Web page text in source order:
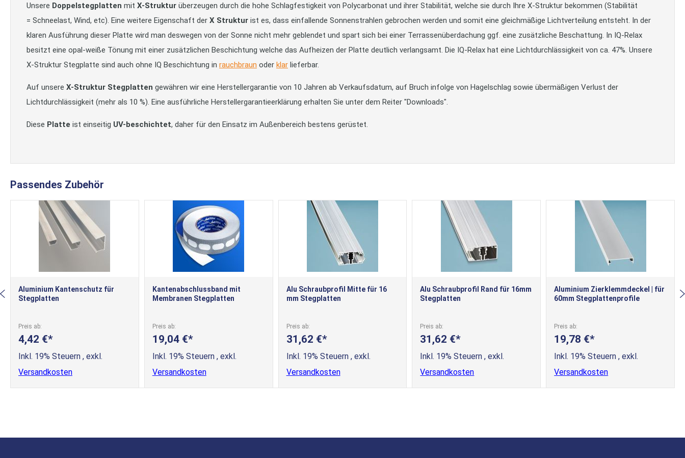
Unsere Doppelstegplatten mit X-Struktur überzeugen durch die hohe Schlagfestigkeit von Polycarbonat und ihrer Stabilität, welche sie durch Ihre X-Struktur bekommen (Stabilität
= Schneelast, Wind, etc). Eine weitere Eigenschaft der X Struktur ist es, dass einfallende Sonnenstrahlen gebrochen werden und somit eine gleichmäßige Lichtverteilung entsteht. In der
klaren Ausführung dieser Platte wird man deswegen von der Sonne nicht mehr geblendet und spart sich bei einer Terrassenüberdachung ggf. eine zusätzliche Beschattung. In IQ-Relax
besitzt eine opal-weiße Tönung mit einer zusätzlichen Beschichtung welche das Aufheizen der Platte deutlich verlangsamt. Die IQ-Relax hat eine Lichtdurchlässigkeit von ca. 47%. Unsere
X-Struktur Stegplatte sind auch ohne IQ Beschichtung in rauchbraun oder klar lieferbar.
Auf unsere X-Struktur Stegplatten gewähren wir eine Herstellergarantie von 10 Jahren ab Verkaufsdatum, auf Bruch infolge von Hagelschlag sowie übermäßigen Verlust der
Lichtdurchlässigkeit (mehr als 10 %). Eine ausführliche Herstellergarantieerklärung erhalten Sie unter dem Reiter "Downloads".
Diese Platte ist einseitig UV-beschichtet, daher für den Einsatz im Außenbereich bestens gerüstet.
Passendes Zubehör
Aluminium Kantenschutz für
Stegplatten
Preis ab
4,42 €
Inkl. 19% Steuern , exkl.
Versandkosten
Kantenabschlussband mit
Membranen Stegplatten
Preis ab
19,04 €
Inkl. 19% Steuern , exkl.
Versandkosten
Alu Schraubprofil Mitte für 16
mm Stegplatten
Preis ab
31,62 €
Inkl. 19% Steuern , exkl.
Versandkosten
Alu Schraubprofil Rand für 16mm
Stegplatten
Preis ab
31,62 €
Inkl. 19% Steuern, exkl.
Versandkosten
Aluminium Zierklemmdeckel | für
60mm Stegplattenprofile
Preis ab
19,78 €
Inkl. 19% Steuern, exkl.
Versandkosten